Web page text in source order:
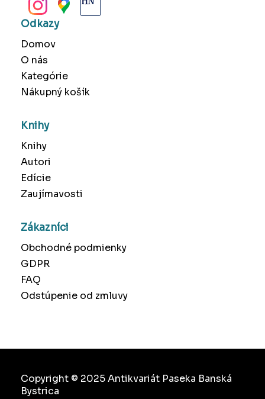
Odkazy
Domov
O nás
Kategórie
Nákupný košík
Knihy
Knihy
Autori
Edície
Zaujímavosti
Zákazníci
Obchodné podmienky
GDPR
FAQ
Odstúpenie od zmluvy
Copyright © 2025 Antikvariát Paseka Banská
Bystrica